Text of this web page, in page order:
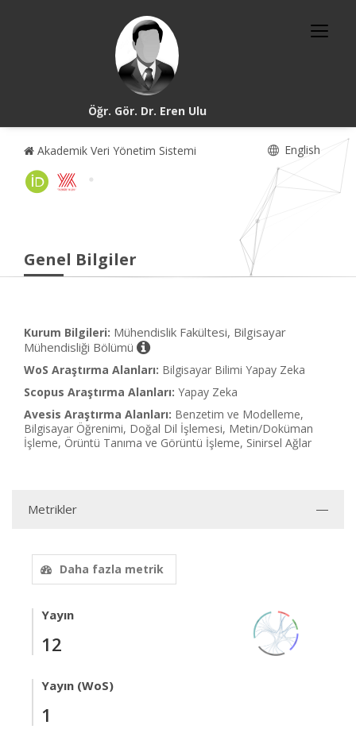
Öğr. Gör. Dr. Eren Ulu
Akademik Veri Yönetim Sistemi English
Genel Bilgiler
Kurum Bilgileri: Mühendislik Fakültesi, Bilgisayar
Mühendisliği Bölümü
WoS Araştırma Alanları: Bilgisayar Bilimi Yapay Zeka
Scopus Araştırma Alanları: Yapay Zeka
Avesis Araştırma Alanları: Benzetim ve Modelleme,
Bilgisayar Öğrenimi, Doğal Dil İşlemesi, Metin/Doküman
İşleme, Örüntü Tanıma ve Görüntü İşleme, Sinirsel Ağlar
Metrikler
Daha fazla metrik
Yayın
12
Yayın (WoS)
1